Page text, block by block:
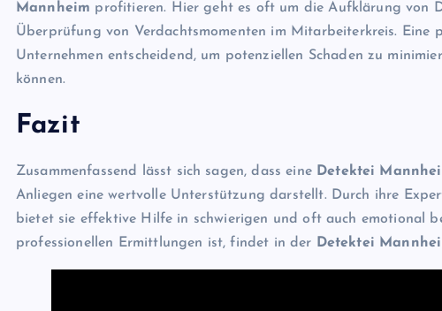
Mannheim profitieren. Hier geht es oft um die Aufklärung von
Überprüfung von Verdachtsmomenten im Mitarbeiterkreis.
Unternehmen entscheidend, um potenziellen Schaden zu
können.
Fazit
Zusammenfassend lässt sich sagen, dass eine Detektei
Anliegen eine wertvolle Unterstützung darstellt. Durch ihre
bietet sie effektive Hilfe in schwierigen und oft auch emotional
professionellen Ermittlungen ist, findet in der
Detektei